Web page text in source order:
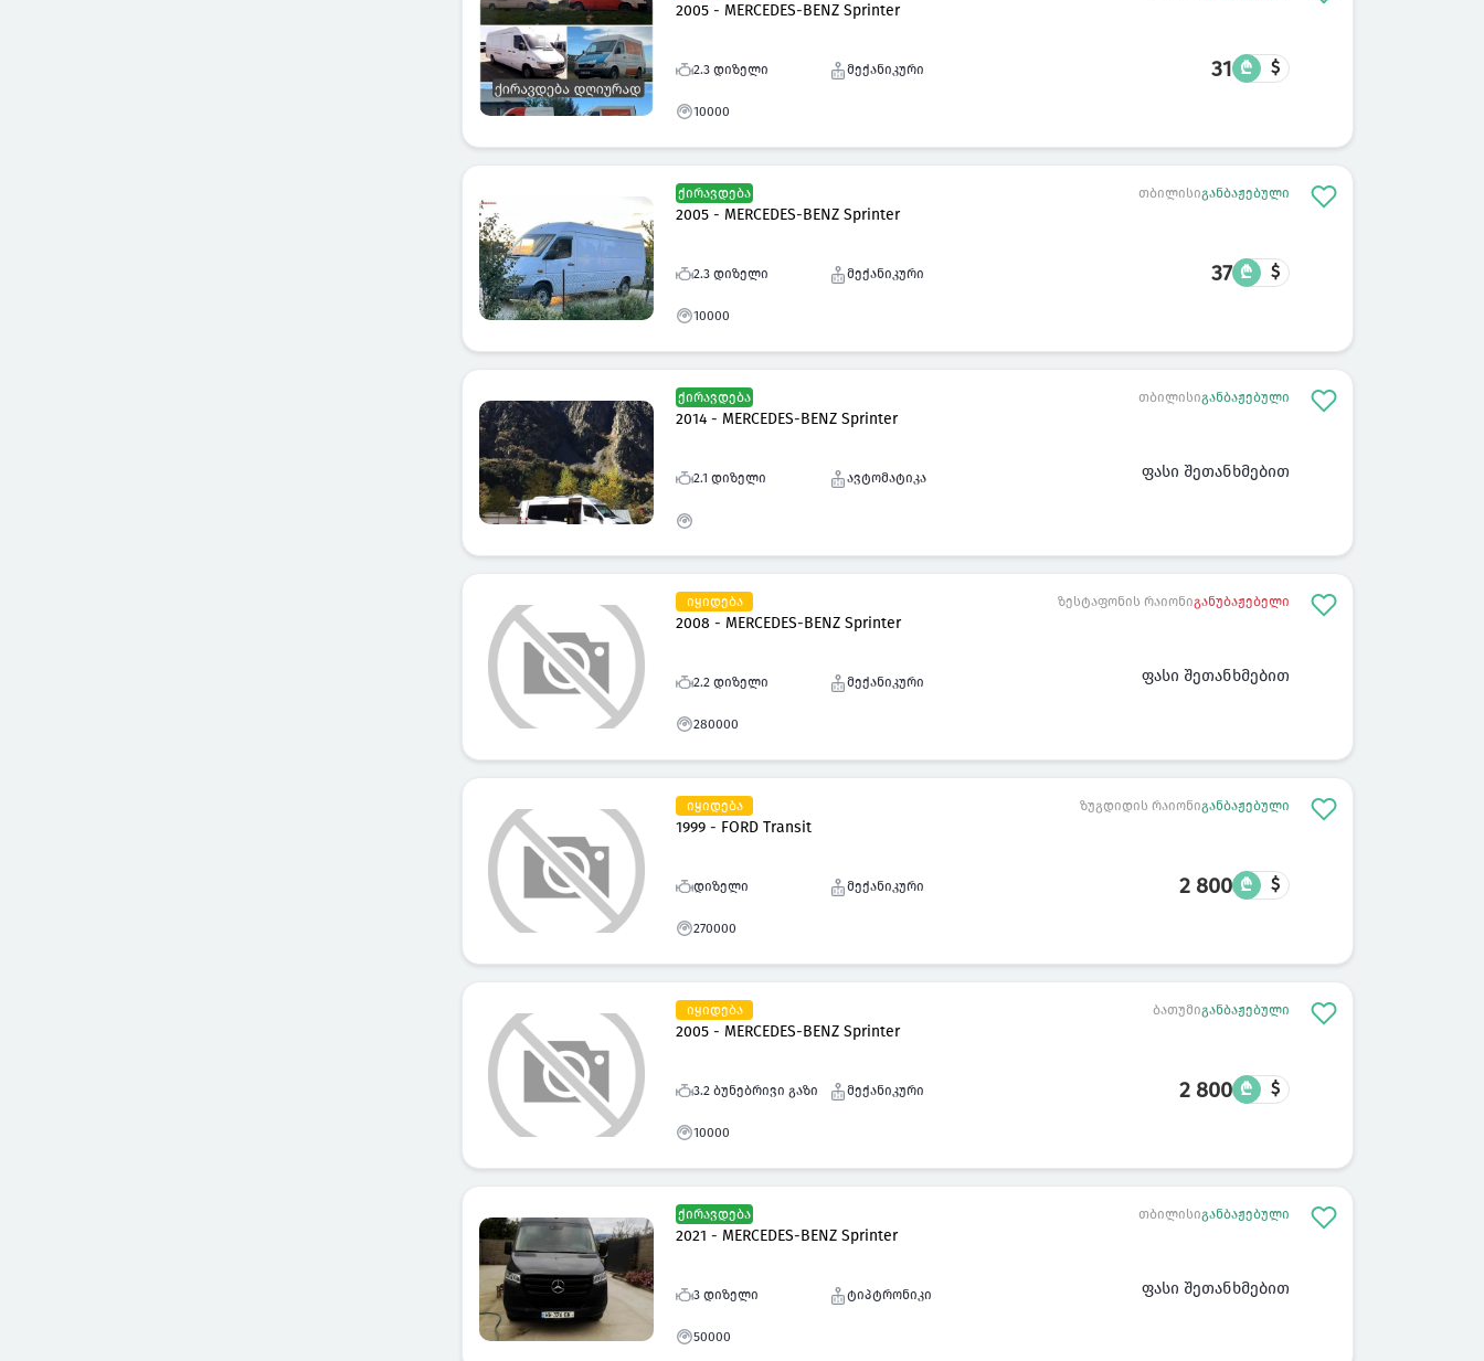
2005 - MERCEDES-BENZ Sprinter
2.3 დიზელი
10000
მექანიკური 31 ₾ $
ქირავდება
2005 - MERCEDES-BENZ Sprinter
თბილისიგანბაჟებული
2.3 დიზელი
10000
მექანიკური 37 ₾ $
ქირავდება
2014 - MERCEDES-BENZ Sprinter
თბილისიგანბაჟებული
2.1 დიზელი ავტომატიკა ფასი შეთანხმებით
იყიდება
2008 - MERCEDES-BENZ Sprinter
ზესტაფონის რაიონიგანუბაჟებელი
2.2 დიზელი
280000
მექანიკური ფასი შეთანხმებით
იყიდება
1999 - FORD Transit
ზუგდიდის რაიონიგანბაჟებული
დიზელი
270000
მექანიკური 2 800 ₾ $
იყიდება
2005 - MERCEDES-BENZ Sprinter
ბათუმიგანბაჟებული
3.2 ბუნებრივი გაზი
10000
მექანიკური 2 800 ₾ $
ქირავდება
2021 - MERCEDES-BENZ Sprinter
თბილისიგანბაჟებული
3 დიზელი
50000
ტიპტრონიკი ფასი შეთანხმებით